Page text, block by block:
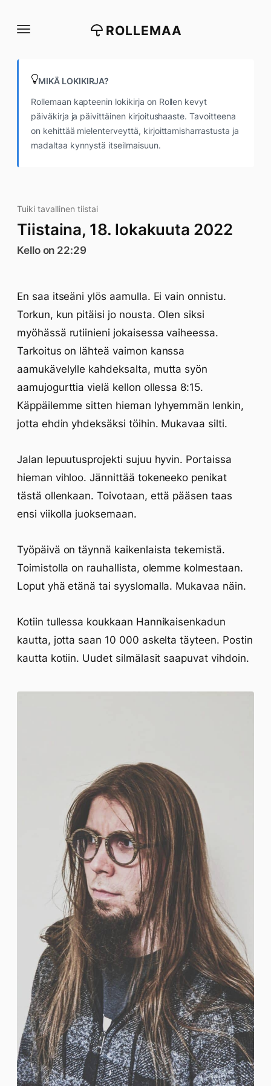
suoraan
ROLLEMAA
MIKÄ LOKIKIRJA?
Rollemaan kapteenin lokikirja on Rollen kevyt
päiväkirja ja päivittäinen kirjoitushaaste. Tavoitteena
on kehittää mielenterveyttä, kirjoittamisharrastusta ja
madaltaa kynnystä itseilmaisuun.
Tuiki tavallinen tiistai
Tiistaina, 18. lokakuuta 2022
Kello on 22:29
En saa itseäni ylös aamulla. Ei vain onnistu.
Torkun, kun pitäisi jo nousta. Olen siksi
myöhässä rutiinieni jokaisessa vaiheessa.
Tarkoitus on lähteä vaimon kanssa
aamukävelylle kahdeksalta, mutta syön
aamujogurttia vielä kellon ollessa 8:15.
Käppäilemme sitten hieman lyhyemmän lenkin,
jotta ehdin yhdeksäksi töihin. Mukavaa silti.
Jalan lepuutusprojekti sujuu hyvin. Portaissa
hieman vihloo. Jännittää tokeneeko penikat
tästä ollenkaan. Toivotaan, että pääsen taas
ensi viikolla juoksemaan.
Työpäivä on täynnä kaikenlaista tekemistä.
Toimistolla on rauhallista, olemme kolmestaan.
Loput yhä etänä tai syyslomalla. Mukavaa näin.
Kotiin tullessa koukkaan Hannikaisenkadun
kautta, jotta saan 10 000 askelta täyteen. Postin
kautta kotiin. Uudet silmälasit saapuvat vihdoin.